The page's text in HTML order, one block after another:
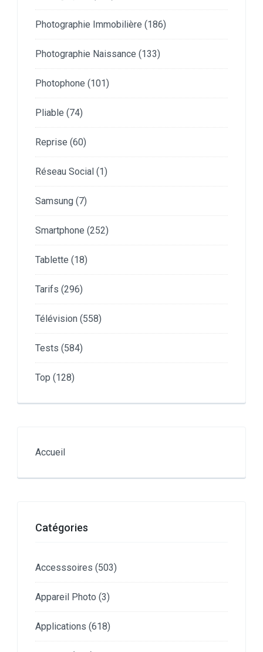
Photographie Immobilière (186)
Photographie Naissance (133)
Photophone (101)
Pliable (74)
Reprise (60)
Réseau Social (1)
Samsung (7)
Smartphone (252)
Tablette (18)
Tarifs (296)
Télévision (558)
Tests (584)
Top (128)
Accueil
Catégories
Accesssoires (503)
Appareil Photo (3)
Applications (618)